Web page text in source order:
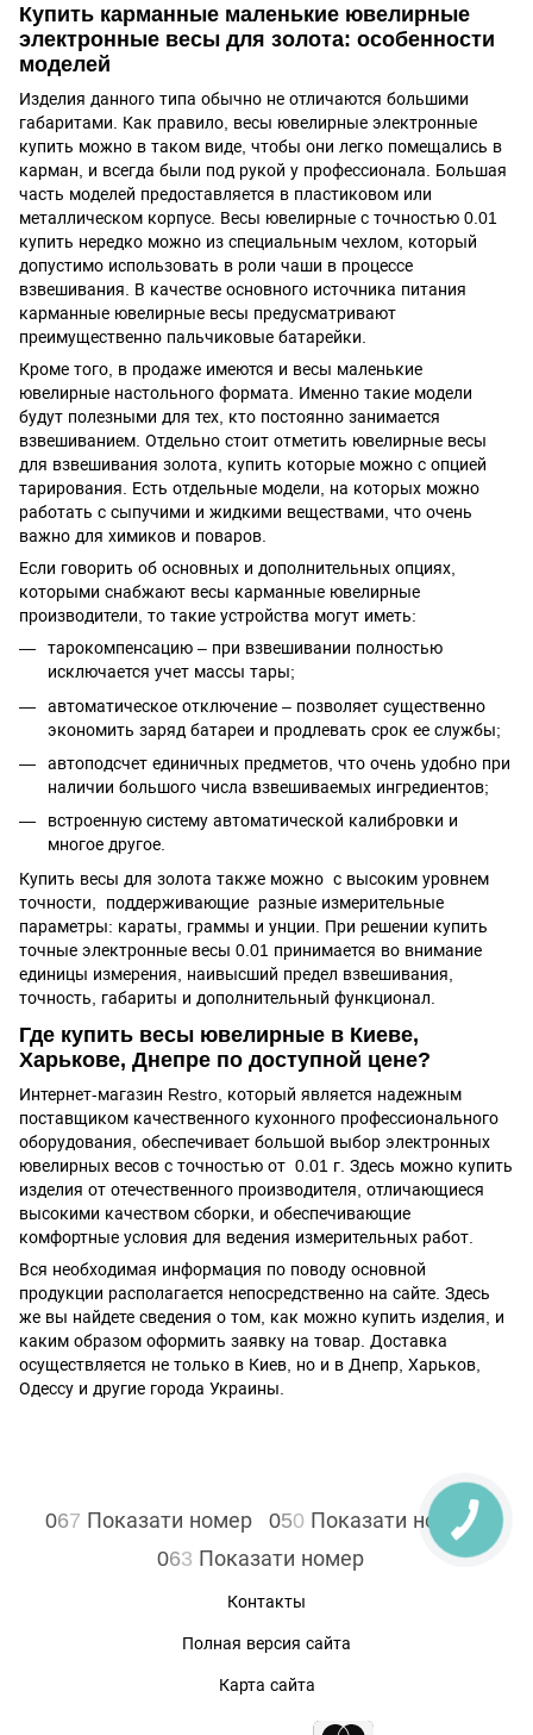
Купить карманные маленькие ювелирные
электронные весы для золота: особенности
моделей
Изделия данного типа обычно не отличаются большими
габаритами. Как правило, весы ювелирные электронные
купить можно в таком виде, чтобы они легко помещались в
карман, и всегда были под рукой у профессионала. Большая
часть моделей предоставляется в пластиковом или
металлическом корпусе. Весы ювелирные с точностью 0.01
купить нередко можно из специальным чехлом, который
допустимо использовать в роли чаши в процессе
взвешивания. В качестве основного источника питания
карманные ювелирные весы предусматривают
преимущественно пальчиковые батарейки.
Кроме того, в продаже имеются и весы маленькие
ювелирные настольного формата. Именно такие модели
будут полезными для тех, кто постоянно занимается
взвешиванием. Отдельно стоит отметить ювелирные весы
для взвешивания золота, купить которые можно с опцией
тарирования. Есть отдельные модели, на которых можно
работать с сыпучими и жидкими веществами, что очень
важно для химиков и поваров.
Если говорить об основных и дополнительных опциях,
которыми снабжают весы карманные ювелирные
производители, то такие устройства могут иметь:
тарокомпенсацию – при взвешивании полностью
исключается учет массы тары;
автоматическое отключение – позволяет существенно
экономить заряд батареи и продлевать срок ее службы;
автоподсчет единичных предметов, что очень удобно при
наличии большого числа взвешиваемых ингредиентов;
встроенную систему автоматической калибровки и
многое другое.
Купить весы для золота также можно с высоким уровнем
точности, поддерживающие разные измерительные
параметры: караты, граммы и унции. При решении купить
точные электронные весы 0.01 принимается во внимание
единицы измерения, наивысший предел взвешивания,
точность, габариты и дополнительный функционал.
Где купить весы ювелирные в Киеве,
Харькове, Днепре по доступной цене?
Интернет-магазин Restro, который является надежным
поставщиком качественного кухонного профессионального
оборудования, обеспечивает большой выбор электронных
ювелирных весов с точностью от 0.01 г. Здесь можно купить
изделия от отечественного производителя, отличающиеся
высокими качеством сборки, и обеспечивающие
комфортные условия для ведения измерительных работ.
Вся необходимая информация по поводу основной
продукции располагается непосредственно на сайте. Здесь
же вы найдете сведения о том, как можно купить изделия, и
каким образом оформить заявку на товар. Доставка
осуществляется не только в Киев, но и в Днепр, Харьков,
Одессу и другие города Украины.
067 Показати номер 050 Показати номер
063 Показати номер
Контакты
Полная версия сайта
Карта сайта